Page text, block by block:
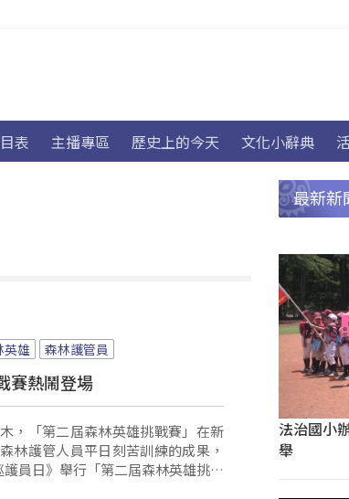
表 主播專區 歷史上的今天 文化小辭典
英雄 森林護管員
賽熱鬧登場
，「第二屆森林英雄挑戰賽」在新
林護管人員平日刻苦訓練的成果，
員日》舉行「第二屆森林英雄挑戰
賽互相交流。
最新新
法治國小
舉